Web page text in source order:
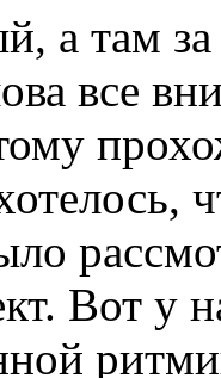
а там
все
Вот у